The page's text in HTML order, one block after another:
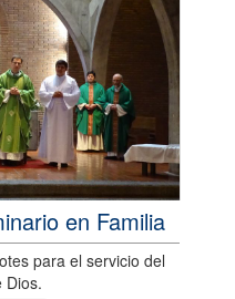
en Familia
para el servicio del
Dios.